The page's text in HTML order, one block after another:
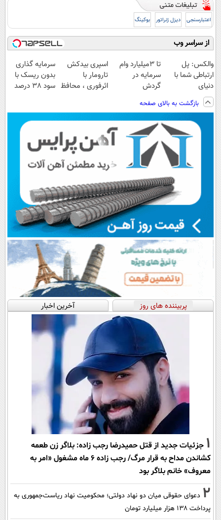
اعتبارسنجی دیزل ژنراتور بوکینگ
از سراسر وب
والکس: پل
ارتباطی شما با
دنیای
سرمایه‌گذاری
دیجیتال
تا 3میلیارد وام
سرمایه در
گردش
فروشگاهت رو
ثبت کن
اسپری بیدکش
تارومار با
اثرفوری ، محافظ
سرمایه گذاری
بدون ریسک با
سود 38 درصد
بازگشت به بالای صفحه
پربیننده های روز آخرین اخبار
1 جزئیات جدید از قتل حمیدرضا رجب زاده: بلاگر زن طعمه
کشاندن مداح به قرار مرگ/ رجب زاده 6 ماه مشغول «امر به
معروف» خانم بلاگر بود
2 دعوای حقوقی میان دو نهاد دولتی؛ محکومیت نهاد ریاست‌جمهوری به
پرداخت ۱۳۸ هزار میلیارد تومان